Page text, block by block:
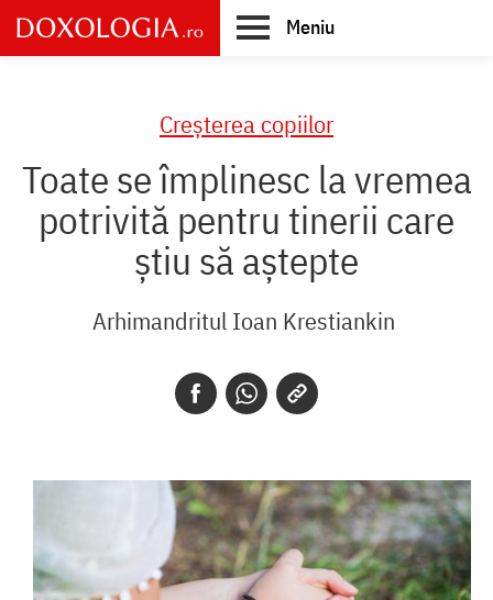
Skip
to
main
Meniu
Creşterea copiilor
Toate se împlinesc la vremea
potrivită pentru tinerii care
știu să aștepte
Arhimandritul Ioan Krestiankin